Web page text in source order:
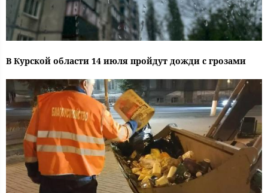
В Курской области 14 июля пройдут дожди с грозами